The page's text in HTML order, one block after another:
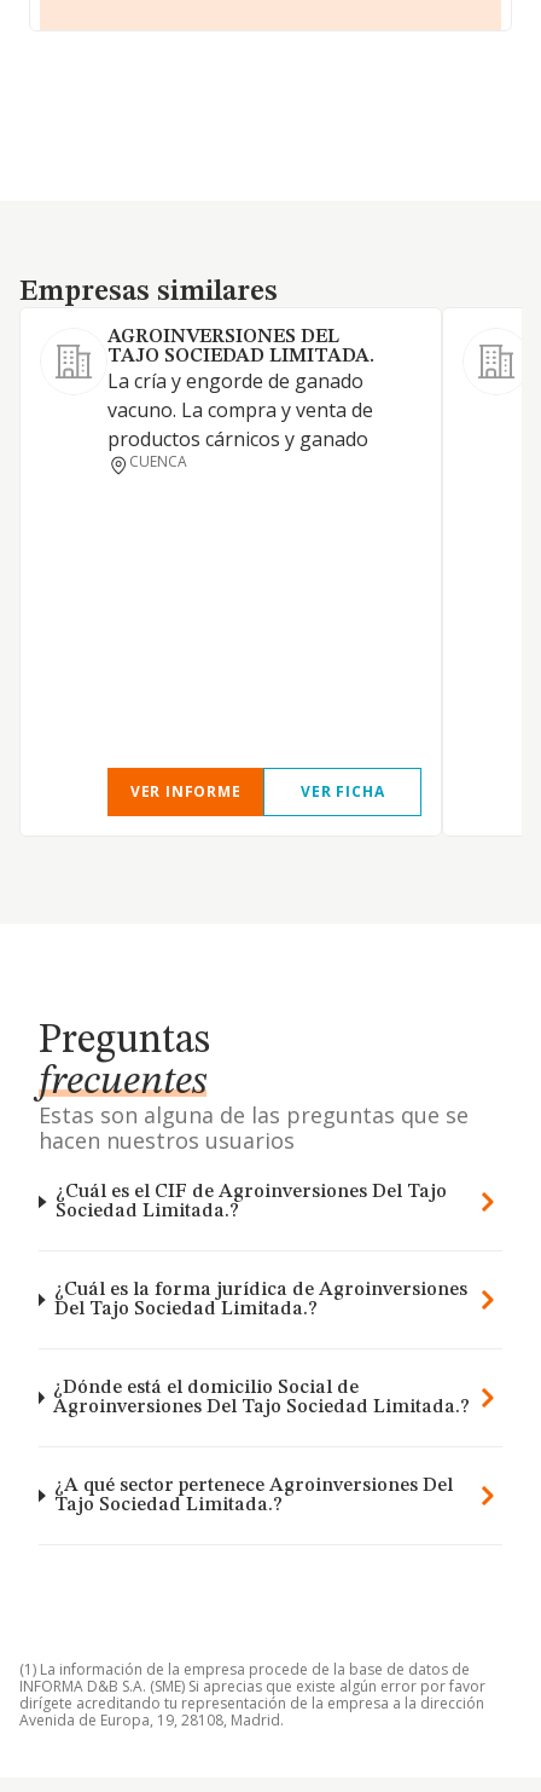
Empresas similares
Empresas similares
AGROINVERSIONES DEL
TAJO SOCIEDAD LIMITADA.
La cría y engorde de ganado
vacuno. La compra y venta de
productos cárnicos y ganado
CUENCA
VER INFORME VER FICHA
Preguntas
frecuentes
Estas son alguna de las preguntas que se
hacen nuestros usuarios
¿Cuál es el CIF de Agroinversiones Del Tajo
Sociedad Limitada.?
¿Cuál es la forma jurídica de Agroinversiones
Del Tajo Sociedad Limitada.?
¿Dónde está el domicilio Social de
Agroinversiones Del Tajo Sociedad Limitada.?
¿A qué sector pertenece Agroinversiones Del
Tajo Sociedad Limitada.?
(1) La información de la empresa procede de la base de datos de
INFORMA D&B S.A. (SME) Si aprecias que existe algún error por favor
dirígete acreditando tu representación de la empresa a la dirección
Avenida de Europa, 19, 28108, Madrid.